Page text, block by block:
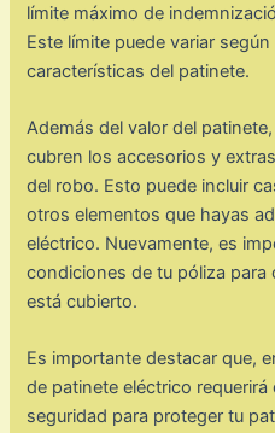
límite máximo de
Este límite puede variar
características del patinete.
Además del valor del
cubren los accesorios y
del robo. Esto puede incluir
otros elementos que hayas
eléctrico. Nuevamente, es
condiciones de tu póliza
está cubierto.
Es importante destacar que,
de patinete eléctrico
seguridad para proteger tu